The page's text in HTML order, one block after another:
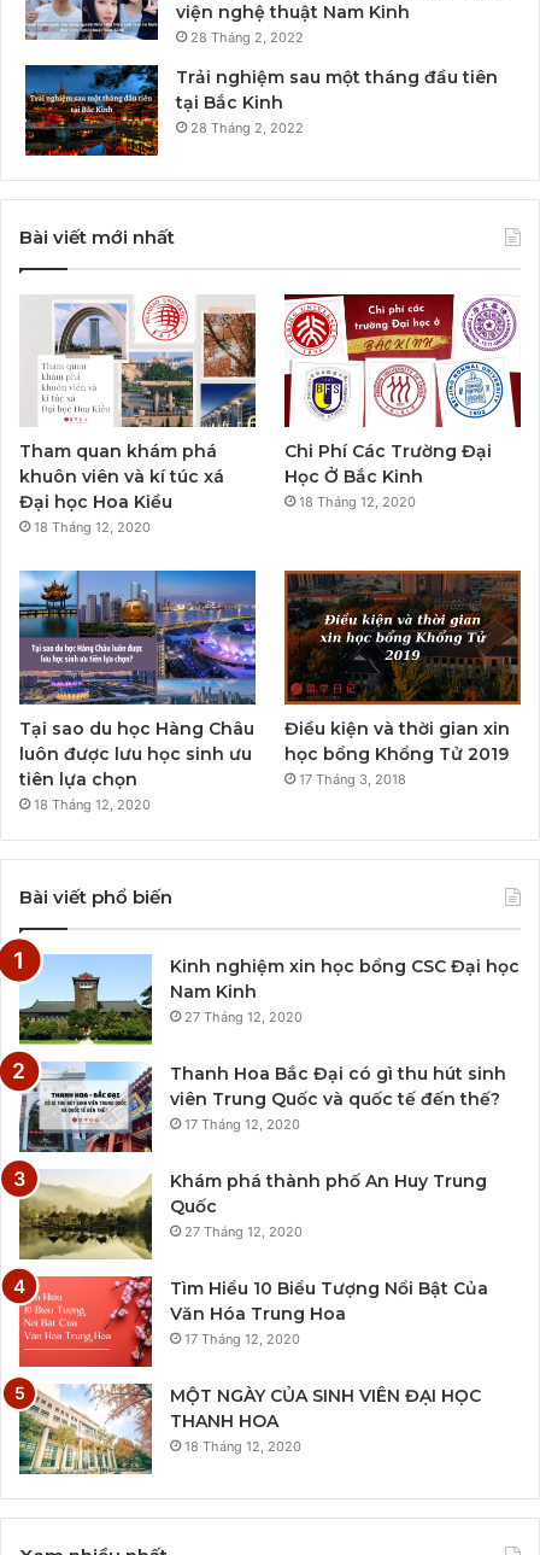
viện nghệ thuật Nam Kinh
28 Tháng 2, 2022
Trải nghiệm sau một tháng đầu tiên
tại Bắc Kinh
28 Tháng 2, 2022
Bài viết mới nhất
Tham quan khám phá
khuôn viên và kí túc xá
Đại học Hoa Kiều
18 Tháng 12, 2020
Chi Phí Các Trường Đại
Học Ở Bắc Kinh
18 Tháng 12, 2020
Tại sao du học Hàng Châu
luôn được lưu học sinh ưu
tiên lựa chọn
18 Tháng 12, 2020
Điều kiện và thời gian xin
học bổng Khổng Tử 2019
17 Tháng 3, 2018
Bài viết phổ biến
Kinh nghiệm xin học bổng CSC Đại học
Nam Kinh
27 Tháng 12, 2020
Thanh Hoa Bắc Đại có gì thu hút sinh
viên Trung Quốc và quốc tế đến thế?
17 Tháng 12, 2020
Khám phá thành phố An Huy Trung
Quốc
27 Tháng 12, 2020
Tìm Hiểu 10 Biểu Tượng Nổi Bật Của
Văn Hóa Trung Hoa
17 Tháng 12, 2020
MỘT NGÀY CỦA SINH VIÊN ĐẠI HỌC
THANH HOA
18 Tháng 12, 2020